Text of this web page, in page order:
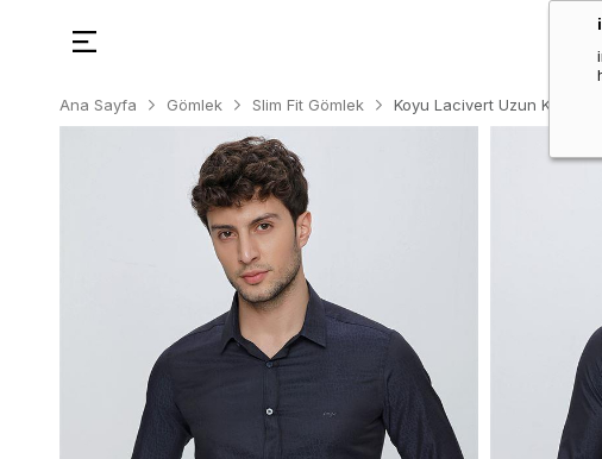
Ana Sayfa Gömlek Slim Fit Gömlek Koyu Lacivert Uzun Kol